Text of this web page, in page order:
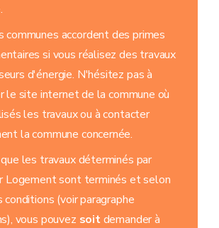
communes accordent des primes
si vous réalisez des travaux
d'énergie. N'hésitez pas à
le site internet de la commune où
les travaux ou à contacter
la commune concernée.
les travaux déterminés par
Logement sont terminés et selon
conditions (voir paragraphe
vous pouvez soitdemander à